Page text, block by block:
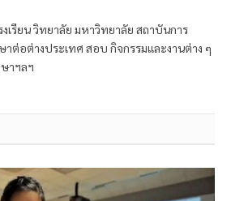
งเรียน วิทยาลัย มหาวิทยาลัย สถาบันการ
ต่อต่างประเทศ สอบ กิจกรรมและงานต่าง ๆ
าฯลฯ